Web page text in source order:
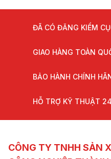
ĐÃ CÓ ĐĂNG KIỂM
GIAO HÀNG TOÀN
BẢO HÀNH CHÍNH
HỖ TRỢ KỸ THUẬT
CÔNG TY TNHH SẢN